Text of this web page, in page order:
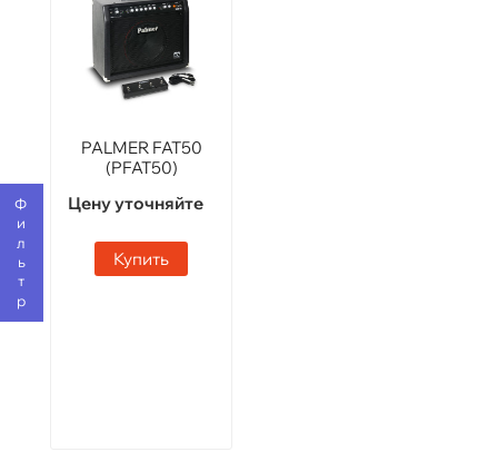
Фильтр
PALMER FAT50
(PFAT50)
Цену уточняйте
Купить